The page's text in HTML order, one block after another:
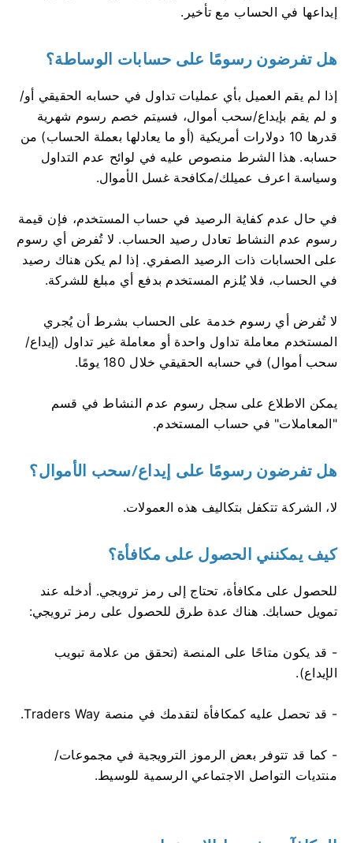
إيداعها في الحساب مع تأخير.
هل تفرضون رسومًا على حسابات الوساطة؟
إذا لم يقم العميل بأي عمليات تداول في حسابه الحقيقي أو/
و لم يقم بإيداع/سحب أموال، فسيتم خصم رسوم شهرية
قدرها 10 دولارات أمريكية (أو ما يعادلها بعملة الحساب) من
حسابه. هذا الشرط منصوص عليه في لوائح عدم التداول
وسياسة اعرف عميلك/مكافحة غسل الأموال.
في حال عدم كفاية الرصيد في حساب المستخدم، فإن قيمة
رسوم عدم النشاط تعادل رصيد الحساب. لا تُفرض أي رسوم
على الحسابات ذات الرصيد الصفري. إذا لم يكن هناك رصيد
في الحساب، فلا يُلزم المستخدم بدفع أي مبلغ للشركة.
لا تُفرض أي رسوم خدمة على الحساب بشرط أن يُجري
المستخدم معاملة تداول واحدة أو معاملة غير تداول (إيداع/
سحب أموال) في حسابه الحقيقي خلال 180 يومًا.
يمكن الاطلاع على سجل رسوم عدم النشاط في قسم
"المعاملات" في حساب المستخدم.
هل تفرضون رسومًا على إيداع/سحب الأموال؟
لا، الشركة تتكفل بتكاليف هذه العمولات.
كيف يمكنني الحصول على مكافأة؟
للحصول على مكافأة، تحتاج إلى رمز ترويجي. أدخله عند
تمويل حسابك. هناك عدة طرق للحصول على رمز ترويجي:
- قد يكون متاحًا على المنصة (تحقق من علامة تبويب
الإيداع).
- قد تحصل عليه كمكافأة لتقدمك في منصة Traders Way.
- كما قد تتوفر بعض الرموز الترويجية في مجموعات/
منتديات التواصل الاجتماعي الرسمية للوسيط.